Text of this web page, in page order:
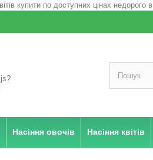
Насіння овочів Насіння квітів